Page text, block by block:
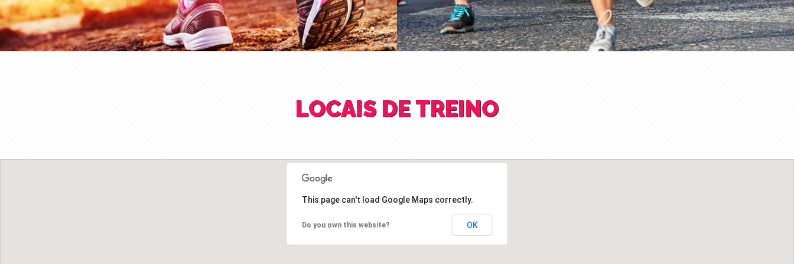
LOCAIS DE TREINO
This page can't load Google Maps correctly.
Do you own this website? OK